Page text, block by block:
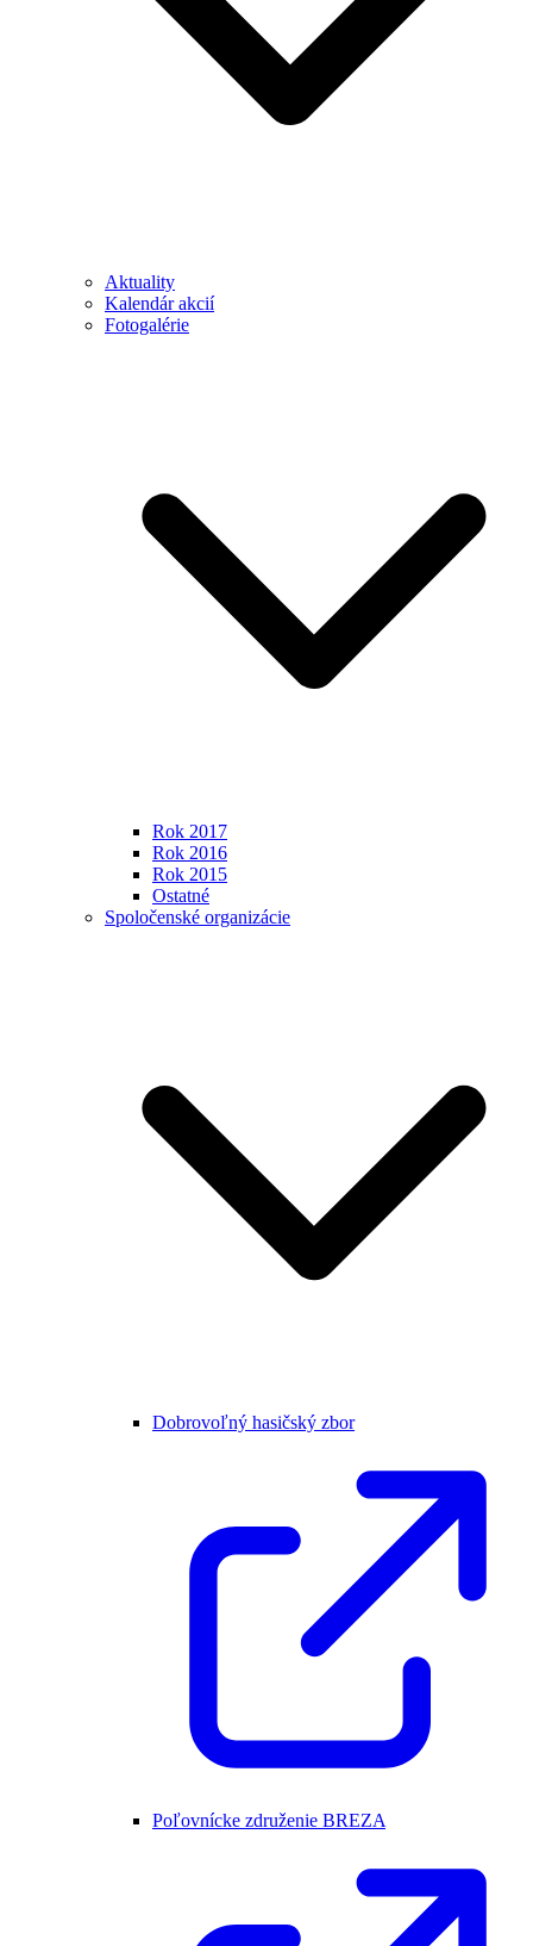
Aktuality
Kalendár akcií
Fotogalérie
Rok 2017
Rok 2016
Rok 2015
Ostatné
Spoločenské organizácie
Dobrovoľný hasičský zbor
Poľovnícke združenie BREZA